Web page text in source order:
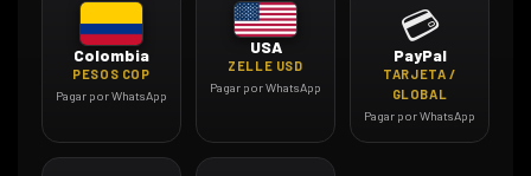
Colombia
PESOS COP
Pagar por WhatsApp
USA
ZELLE USD
Pagar por WhatsApp
💳
PayPal
TARJETA /
GLOBAL
Pagar por WhatsApp